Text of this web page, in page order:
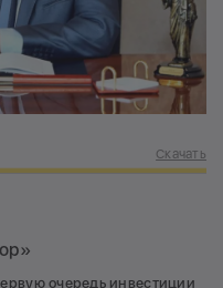
Скачать
очередь инвестиции